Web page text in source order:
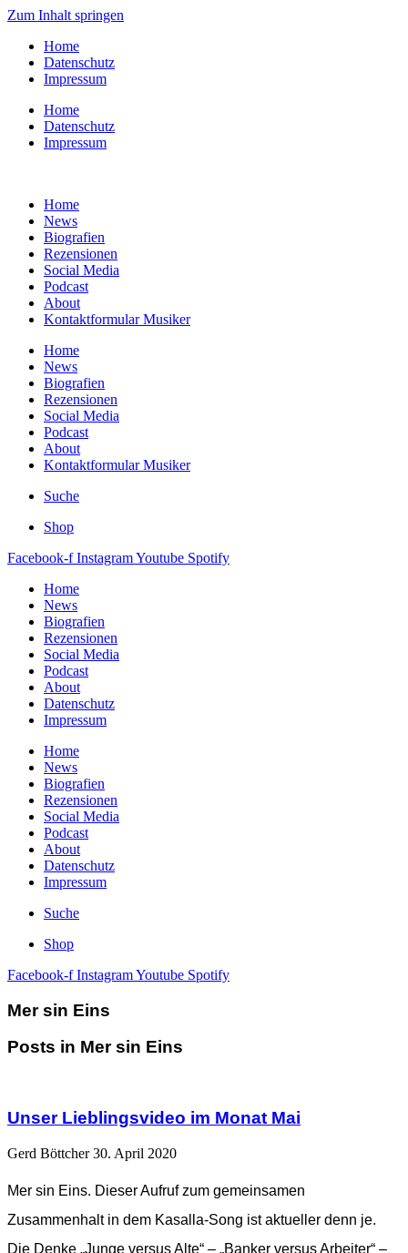
Zum Inhalt springen
Home
Datenschutz
Impressum
Home
Datenschutz
Impressum
Home
News
Biografien
Rezensionen
Social Media
Podcast
About
Kontaktformular Musiker
Home
News
Biografien
Rezensionen
Social Media
Podcast
About
Kontaktformular Musiker
Suche
Shop
Facebook-f InstagramYoutube Spotify
Home
News
Biografien
Rezensionen
Social Media
Podcast
About
Datenschutz
Impressum
Home
News
Biografien
Rezensionen
Social Media
Podcast
About
Datenschutz
Impressum
Suche
Shop
Facebook-f InstagramYoutube Spotify
Mer sin Eins
Posts in Mer sin Eins
Unser Lieblingsvideo im Monat Mai
Gerd Böttcher30. April 2020
Mer sin Eins. Dieser Aufruf zum gemeinsamen
Zusammenhalt in dem Kasalla-Song ist aktueller denn je.
Die Denke „Junge versus Alte“ – „Banker versus Arbeiter“ –